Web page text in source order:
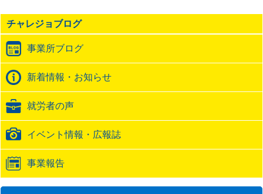
の
ト
ッ
ク
バ
ッ
URL
チャレジョブログ
事業所ブログ
新着情報・お知らせ
就労者の声
イベント情報・広報誌
事業報告